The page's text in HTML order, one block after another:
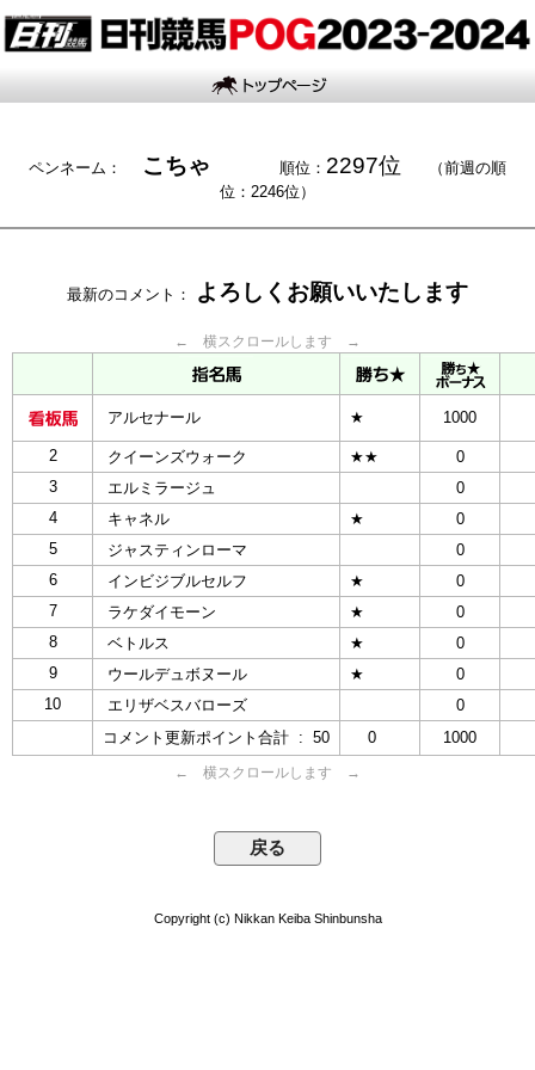
ペンネーム： こちゃ 順位： 2297位
（前週の順
位：2246位）
最新のコメント： よろしくお願いいたします
← 横スクロールします →
アルセナール ★ 1000
2 クイーンズウォーク ★★
0
3
エルミラージュ
0
4
キャネル ★
0
5
ジャスティンローマ
0
6
インビジブルセルフ ★
0
7
ラケダイモーン ★
0
8
ベトルス ★
0
9
ウールデュボヌール ★
0
10
エリザベスバローズ
0
コメント更新ポイント合計 : 50
0 1000
← 横スクロールします →
Copyright (c) Nikkan Keiba Shinbunsha